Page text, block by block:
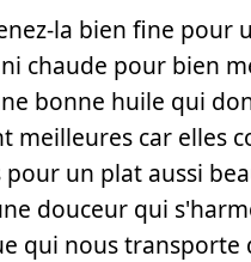
la bien fine pour
chaude pour bien
bonne huile qui
meilleures car elles
pour un plat aussi
douceur qui
qui nous transporte